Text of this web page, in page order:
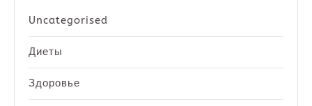
Uncategorised
Диеты
Здоровье